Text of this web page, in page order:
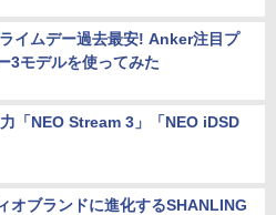
イムデー過去最安! Anker注目プ
3モデルを使ってみた
「NEO Stream 3」「NEO iDSD
オブランドに進化するSHANLING